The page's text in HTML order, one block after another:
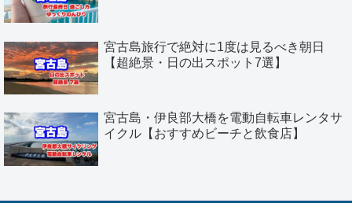
宮古島旅行で絶対に1度は見るべき朝日
【超絶景・日の出スポット7選】
宮古島・伊良部大橋を電動自転車レンタサ
イクル【おすすめビーチと飲食店】